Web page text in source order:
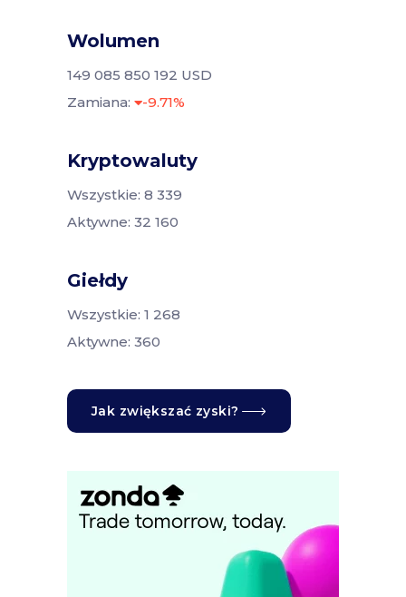
Wolumen
149 085 850 192 USD
Zamiana:
-9.71%
Kryptowaluty
Wszystkie: 8 339
Aktywne: 32 160
Giełdy
Wszystkie: 1 268
Aktywne: 360
Jak zwiększać zyski?